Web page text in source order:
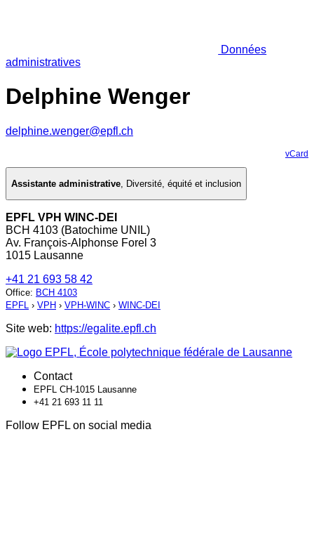
Données
administratives
Delphine Wenger
delphine.wenger@epfl.ch
vCard
Assistante administrative, Diversité, équité et inclusion
EPFL VPH WINC-DEI
BCH 4103 (Batochime UNIL)
Av. François-Alphonse Forel 3
1015 Lausanne
+41 21 693 58 42
Office: BCH 4103
EPFL › VPH › VPH-WINC › WINC-DEI
Site web: https://egalite.epfl.ch
Contact
EPFL CH-1015 Lausanne
+41 21 693 11 11
Follow EPFL on social media